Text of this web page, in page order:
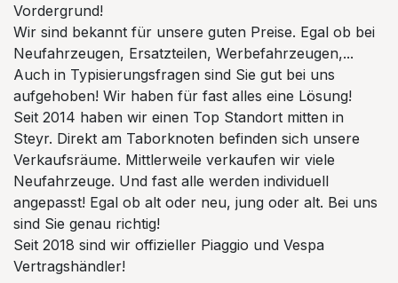
Vordergrund!
Wir sind bekannt für unsere guten Preise. Egal ob bei
Neufahrzeugen, Ersatzteilen, Werbefahrzeugen,...
Auch in Typisierungsfragen sind Sie gut bei uns
aufgehoben! Wir haben für fast alles eine Lösung!
Seit 2014 haben wir einen Top Standort mitten in
Steyr. Direkt am Taborknoten befinden sich unsere
Verkaufsräume. Mittlerweile verkaufen wir viele
Neufahrzeuge. Und fast alle werden individuell
angepasst! Egal ob alt oder neu, jung oder alt. Bei uns
sind Sie genau richtig!
Seit 2018 sind wir offizieller Piaggio und Vespa
Vertragshändler!